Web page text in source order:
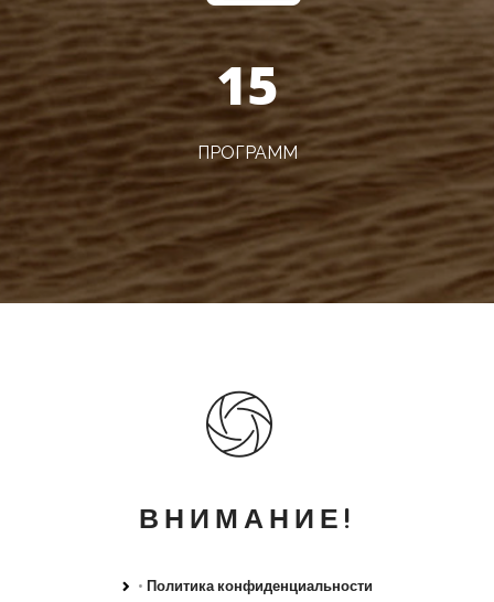
15
ПРОГРАММ
ВНИМАНИЕ!
• Политика конфиденциальности